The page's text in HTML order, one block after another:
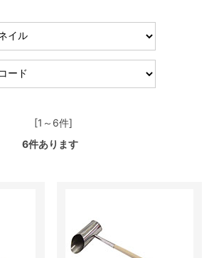
[1～6件]
6件あります